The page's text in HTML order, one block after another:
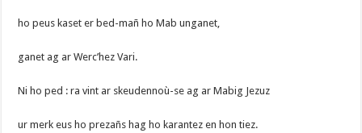
ho peus kaset er bed-mañ ho Mab unganet,
ganet ag ar Werc’hez Vari.
Ni ho ped : ra vint ar skeudennoù-se ag ar Mabig Jezuz
ur merk eus ho prezañs hag ho karantez en hon tiez.